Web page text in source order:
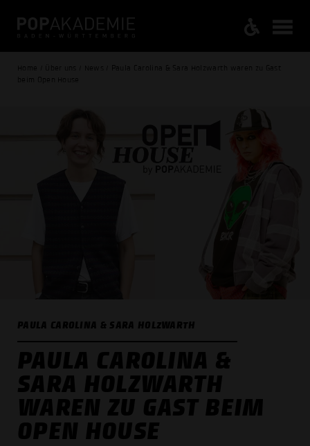
Home / Über uns / News / Paula Carolina & Sara Holzwarth waren zu Gast
beim Open House
PAULA CAROLINA & SARA HOLZWARTH
PAULA CAROLINA &
SARA HOLZWARTH
WAREN ZU GAST BEIM
OPEN HOUSE